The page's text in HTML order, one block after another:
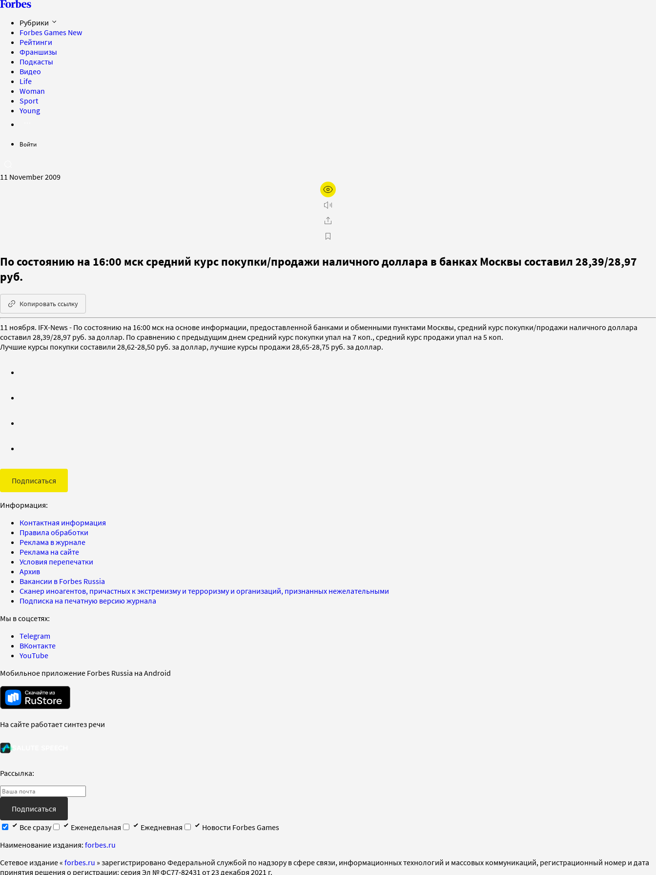
Рубрики
Forbes Games New
Рейтинги
Франшизы
Подкасты
Видео
Life
Woman
Sport
Young
Войти
11 November 2009
По состоянию на 16:00 мск средний курс покупки/продажи наличного доллара в банках Москвы составил 28,39/28,97
руб.
Копировать ссылку
11 ноября. IFX-News - По состоянию на 16:00 мск на основе информации, предоставленной банками и обменными пунктами Москвы, средний курс покупки/продажи наличного доллара
составил 28,39/28,97 руб. за доллар. По сравнению с предыдущим днем средний курс покупки упал на 7 коп., средний курс продажи упал на 5 коп.
Лучшие курсы покупки составили 28,62-28,50 руб. за доллар, лучшие курсы продажи 28,65-28,75 руб. за доллар.
Подписаться
Информация:
Контактная информация
Правила обработки
Реклама в журнале
Реклама на сайте
Условия перепечатки
Архив
Вакансии в Forbes Russia
Сканер иноагентов, причастных к экстремизму и терроризму и организаций, признанных нежелательными
Подписка на печатную версию журнала
Мы в соцсетях:
Telegram
ВКонтакте
YouTube
Мобильное приложение Forbes Russia на Android
На сайте работает синтез речи
Рассылка:
Подписаться
Все сразу
Еженедельная Ежедневная
Новости Forbes Games
Наименование издания: forbes.ru
Cетевое издание « forbes.ru » зарегистрировано Федеральной службой по надзору в сфере связи, информационных технологий и массовых коммуникаций, регистрационный номер и дата
принятия решения о регистрации: серия Эл № ФС77-82431 от 23 декабря 2021 г.